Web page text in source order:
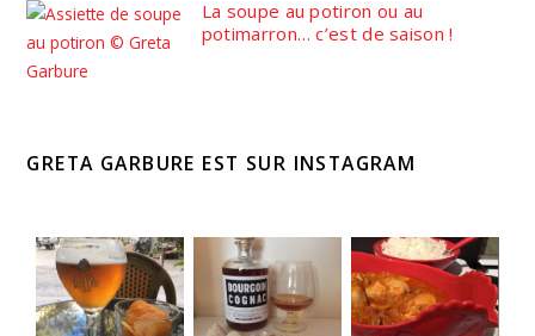
La soupe au potiron ou au
potimarron… c’est de saison !
GRETA GARBURE EST SUR INSTAGRAM